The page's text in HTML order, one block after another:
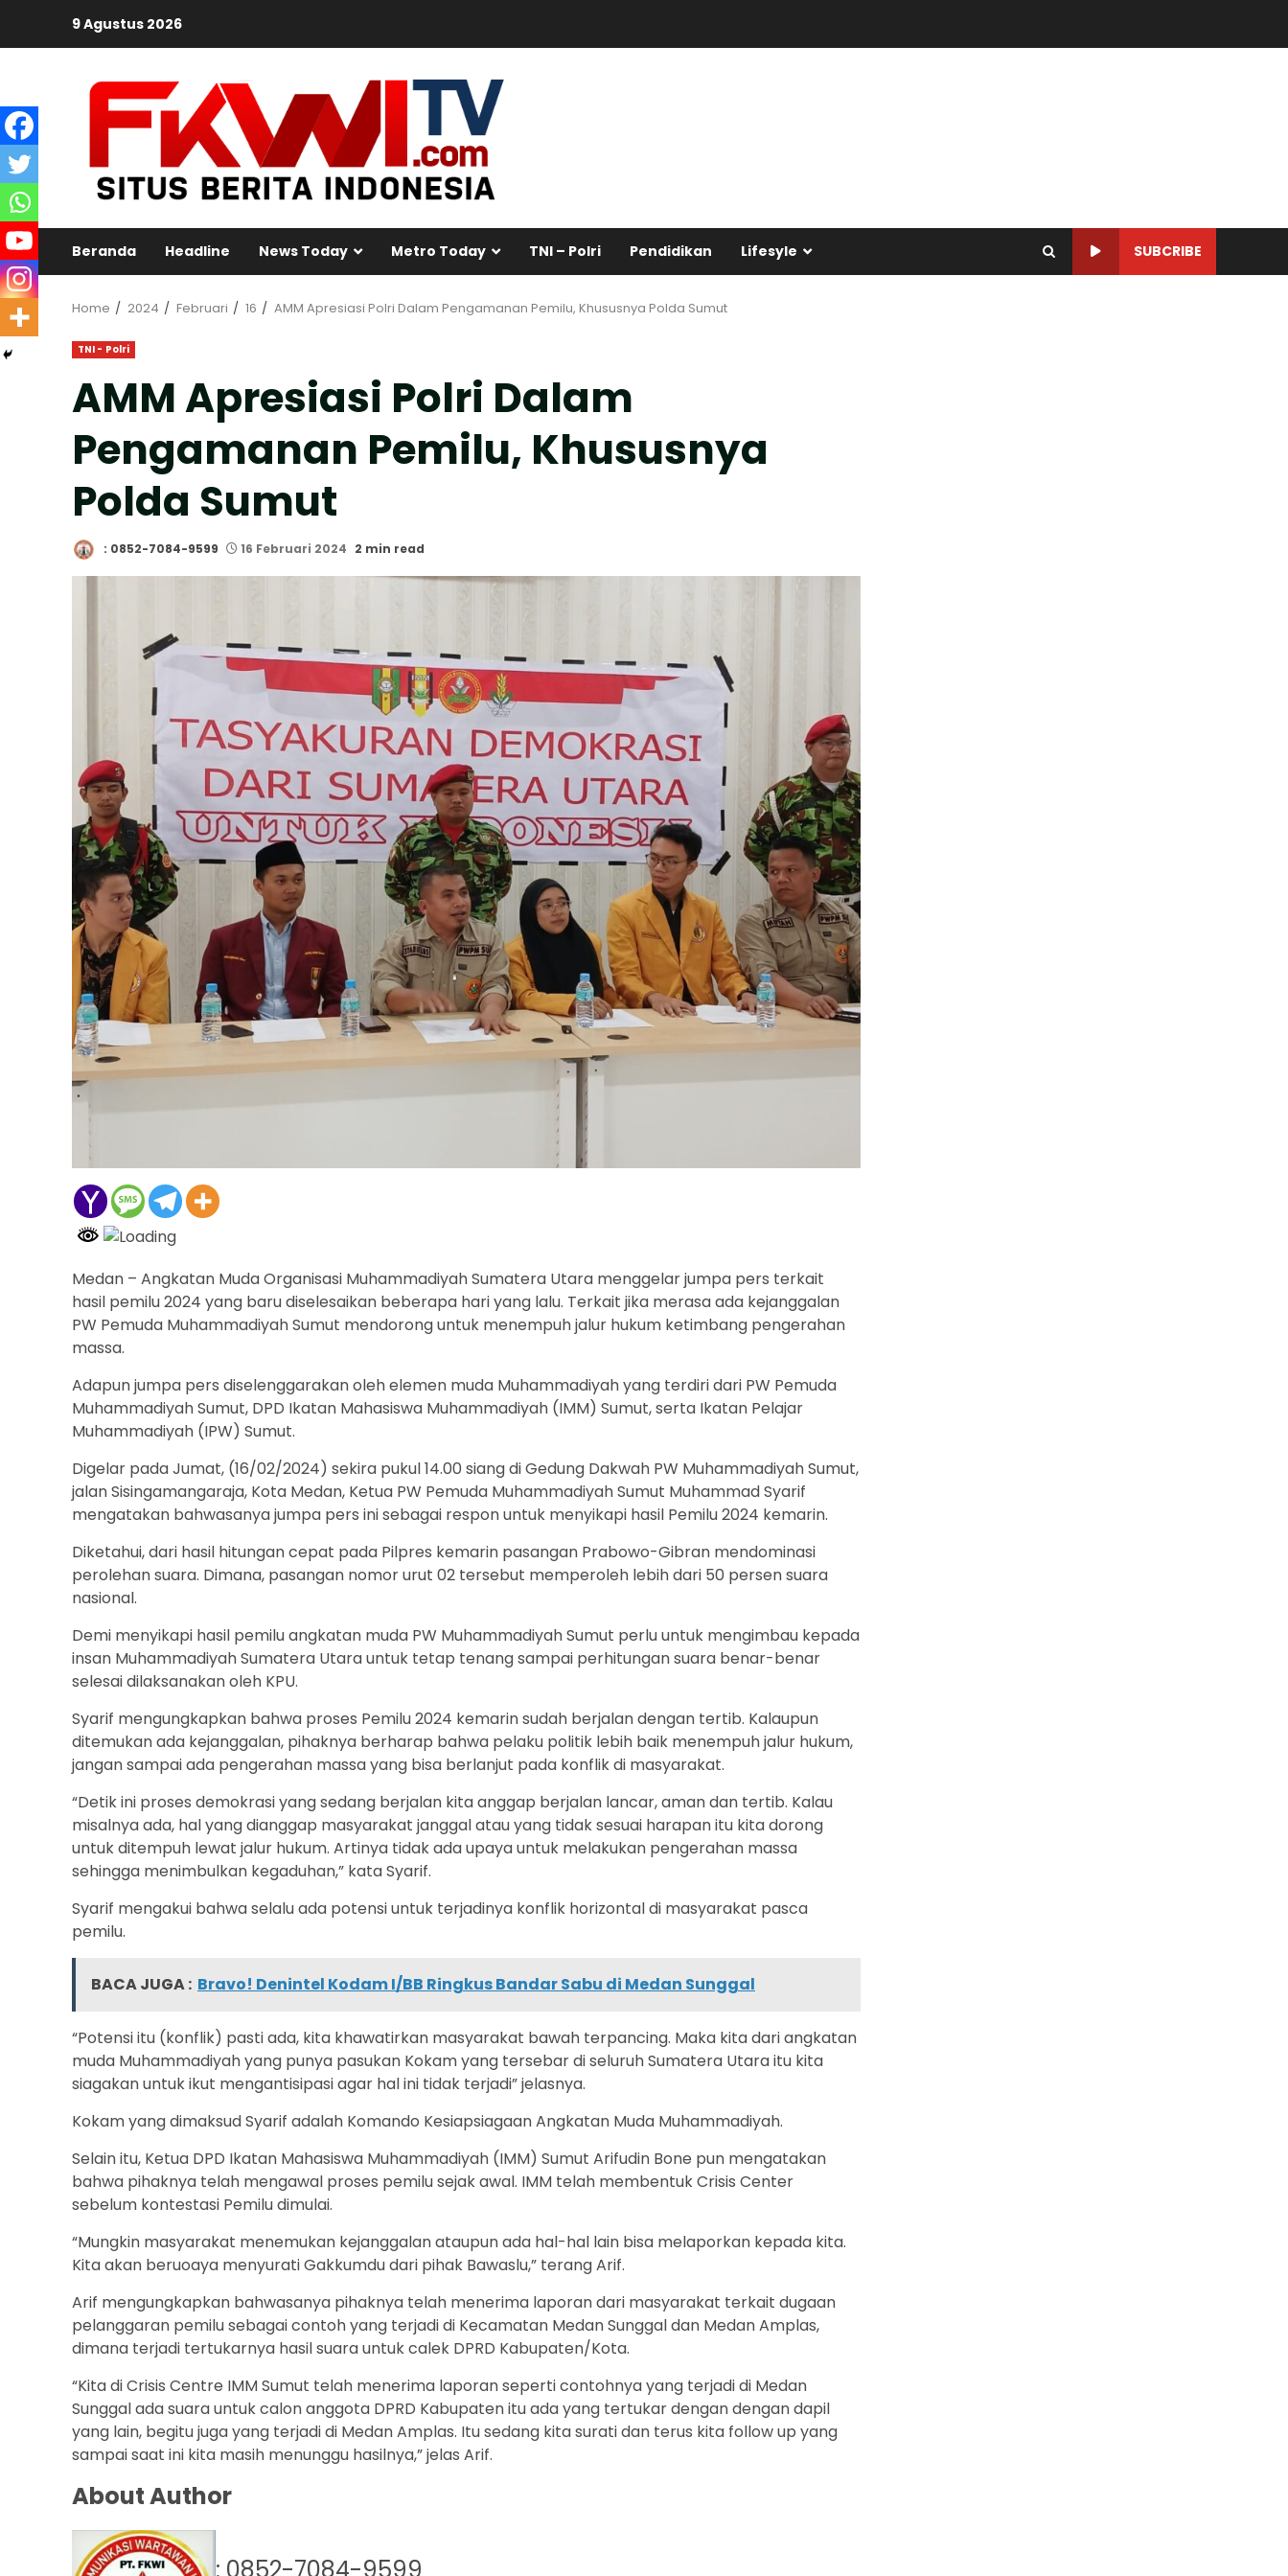
9 Agustus 2026
Beranda Headline News Today Metro Today TNI – Polri Pendidikan Lifesyle SUBCRIBE
Home 2024 Februari 16 AMM Apresiasi Polri Dalam Pengamanan Pemilu, Khususnya Polda Sumut
TNI - Polri
AMM Apresiasi Polri Dalam
Pengamanan Pemilu, Khususnya
Polda Sumut
: 0852-7084-9599 16 Februari 2024 2 min read
Medan – Angkatan Muda Organisasi Muhammadiyah Sumatera Utara menggelar jumpa pers terkait
hasil pemilu 2024 yang baru diselesaikan beberapa hari yang lalu. Terkait jika merasa ada kejanggalan
PW Pemuda Muhammadiyah Sumut mendorong untuk menempuh jalur hukum ketimbang pengerahan
massa.
Adapun jumpa pers diselenggarakan oleh elemen muda Muhammadiyah yang terdiri dari PW Pemuda
Muhammadiyah Sumut, DPD Ikatan Mahasiswa Muhammadiyah (IMM) Sumut, serta Ikatan Pelajar
Muhammadiyah (IPW) Sumut.
Digelar pada Jumat, (16/02/2024) sekira pukul 14.00 siang di Gedung Dakwah PW Muhammadiyah Sumut,
jalan Sisingamangaraja, Kota Medan, Ketua PW Pemuda Muhammadiyah Sumut Muhammad Syarif
mengatakan bahwasanya jumpa pers ini sebagai respon untuk menyikapi hasil Pemilu 2024 kemarin.
Diketahui, dari hasil hitungan cepat pada Pilpres kemarin pasangan Prabowo-Gibran mendominasi
perolehan suara. Dimana, pasangan nomor urut 02 tersebut memperoleh lebih dari 50 persen suara
nasional.
Demi menyikapi hasil pemilu angkatan muda PW Muhammadiyah Sumut perlu untuk mengimbau kepada
insan Muhammadiyah Sumatera Utara untuk tetap tenang sampai perhitungan suara benar-benar
selesai dilaksanakan oleh KPU.
Syarif mengungkapkan bahwa proses Pemilu 2024 kemarin sudah berjalan dengan tertib. Kalaupun
ditemukan ada kejanggalan, pihaknya berharap bahwa pelaku politik lebih baik menempuh jalur hukum,
jangan sampai ada pengerahan massa yang bisa berlanjut pada konflik di masyarakat.
“Detik ini proses demokrasi yang sedang berjalan kita anggap berjalan lancar, aman dan tertib. Kalau
misalnya ada, hal yang dianggap masyarakat janggal atau yang tidak sesuai harapan itu kita dorong
untuk ditempuh lewat jalur hukum. Artinya tidak ada upaya untuk melakukan pengerahan massa
sehingga menimbulkan kegaduhan,” kata Syarif.
Syarif mengakui bahwa selalu ada potensi untuk terjadinya konflik horizontal di masyarakat pasca
pemilu.
BACA JUGA : Bravo! Denintel Kodam I/BB Ringkus Bandar Sabu di Medan Sunggal
“Potensi itu (konflik) pasti ada, kita khawatirkan masyarakat bawah terpancing. Maka kita dari angkatan
muda Muhammadiyah yang punya pasukan Kokam yang tersebar di seluruh Sumatera Utara itu kita
siagakan untuk ikut mengantisipasi agar hal ini tidak terjadi” jelasnya.
Kokam yang dimaksud Syarif adalah Komando Kesiapsiagaan Angkatan Muda Muhammadiyah.
Selain itu, Ketua DPD Ikatan Mahasiswa Muhammadiyah (IMM) Sumut Arifudin Bone pun mengatakan
bahwa pihaknya telah mengawal proses pemilu sejak awal. IMM telah membentuk Crisis Center
sebelum kontestasi Pemilu dimulai.
“Mungkin masyarakat menemukan kejanggalan ataupun ada hal-hal lain bisa melaporkan kepada kita.
Kita akan beruoaya menyurati Gakkumdu dari pihak Bawaslu,” terang Arif.
Arif mengungkapkan bahwasanya pihaknya telah menerima laporan dari masyarakat terkait dugaan
pelanggaran pemilu sebagai contoh yang terjadi di Kecamatan Medan Sunggal dan Medan Amplas,
dimana terjadi tertukarnya hasil suara untuk calek DPRD Kabupaten/Kota.
“Kita di Crisis Centre IMM Sumut telah menerima laporan seperti contohnya yang terjadi di Medan
Sunggal ada suara untuk calon anggota DPRD Kabupaten itu ada yang tertukar dengan dengan dapil
yang lain, begitu juga yang terjadi di Medan Amplas. Itu sedang kita surati dan terus kita follow up yang
sampai saat ini kita masih menunggu hasilnya,” jelas Arif.
About Author